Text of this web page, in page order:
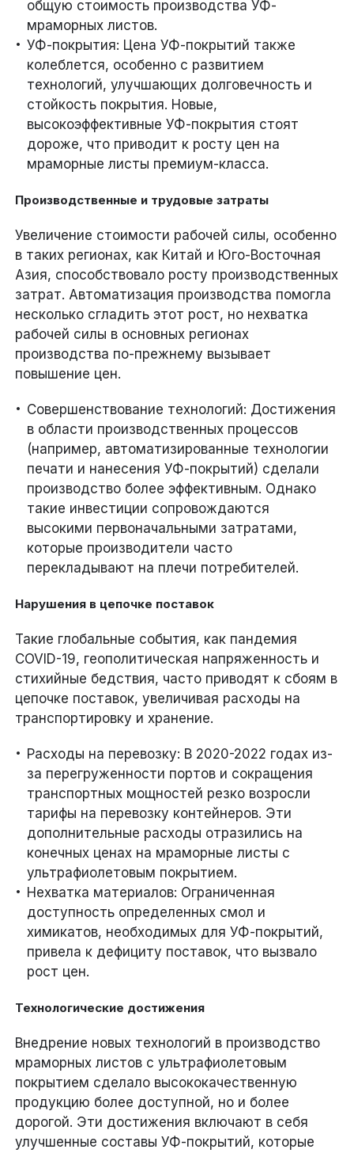
общую стоимость производства УФ-
мраморных листов.
УФ-покрытия: Цена УФ-покрытий также
колеблется, особенно с развитием
технологий, улучшающих долговечность и
стойкость покрытия. Новые,
высокоэффективные УФ-покрытия стоят
дороже, что приводит к росту цен на
мраморные листы премиум-класса.
Производственные и трудовые затраты
Увеличение стоимости рабочей силы, особенно
в таких регионах, как Китай и Юго-Восточная
Азия, способствовало росту производственных
затрат. Автоматизация производства помогла
несколько сгладить этот рост, но нехватка
рабочей силы в основных регионах
производства по-прежнему вызывает
повышение цен.
Совершенствование технологий: Достижения
в области производственных процессов
(например, автоматизированные технологии
печати и нанесения УФ-покрытий) сделали
производство более эффективным. Однако
такие инвестиции сопровождаются
высокими первоначальными затратами,
которые производители часто
перекладывают на плечи потребителей.
Нарушения в цепочке поставок
Такие глобальные события, как пандемия
COVID-19, геополитическая напряженность и
стихийные бедствия, часто приводят к сбоям в
цепочке поставок, увеличивая расходы на
транспортировку и хранение.
Расходы на перевозку: В 2020-2022 годах из-
за перегруженности портов и сокращения
транспортных мощностей резко возросли
тарифы на перевозку контейнеров. Эти
дополнительные расходы отразились на
конечных ценах на мраморные листы с
ультрафиолетовым покрытием.
Нехватка материалов: Ограниченная
доступность определенных смол и
химикатов, необходимых для УФ-покрытий,
привела к дефициту поставок, что вызвало
рост цен.
Технологические достижения
Внедрение новых технологий в производство
мраморных листов с ультрафиолетовым
покрытием сделало высококачественную
продукцию более доступной, но и более
дорогой. Эти достижения включают в себя
улучшенные составы УФ-покрытий, которые